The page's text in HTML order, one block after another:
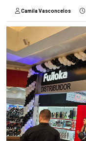
Camila Vasconcelos